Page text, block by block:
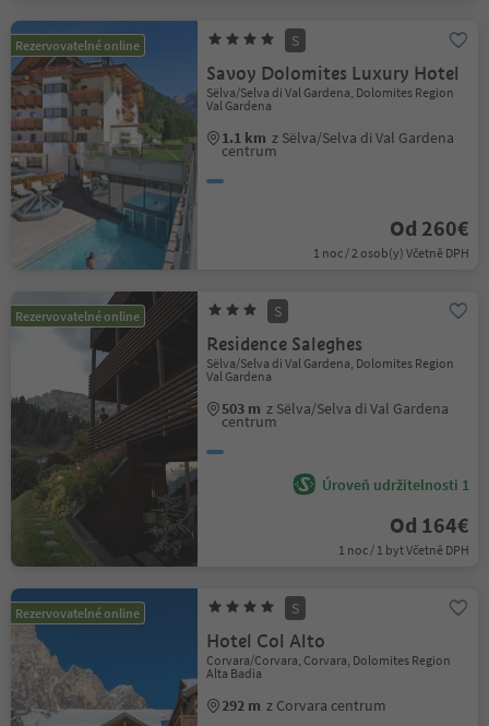
Rezervovatelné online S
Savoy Dolomites Luxury Hotel
Sëlva/Selva di Val Gardena, Dolomites Region
Val Gardena
1.1 km z Sëlva/Selva di Val Gardena
centrum
Od 260€
1 noc / 2 osob(y) Včetně DPH
Rezervovatelné online S
Residence Saleghes
Sëlva/Selva di Val Gardena, Dolomites Region
Val Gardena
503 m z Sëlva/Selva di Val Gardena
centrum
Úroveň udržitelnosti 1
Od 164€
1 noc / 1 byt Včetně DPH
Rezervovatelné online S
Hotel Col Alto
Corvara/Corvara, Corvara, Dolomites Region
Alta Badia
292 m z Corvara centrum